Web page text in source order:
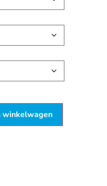
winkelwagen